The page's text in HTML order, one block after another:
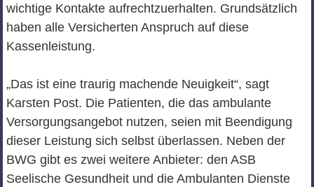
wichtige Kontakte aufrechtzuerhalten. Grundsätzlich
haben alle Versicherten Anspruch auf diese
Kassenleistung.
„Das ist eine traurig machende Neuigkeit“, sagt
Karsten Post. Die Patienten, die das ambulante
Versorgungsangebot nutzen, seien mit Beendigung
dieser Leistung sich selbst überlassen. Neben der
BWG gibt es zwei weitere Anbieter: den ASB
Seelische Gesundheit und die Ambulanten Dienste